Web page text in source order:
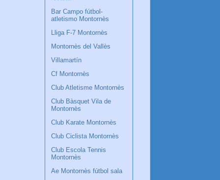
Bar Campo fútbol-
atletismo Montornès
Lliga F-7 Montornès
Montornès del Vallès
Villamartín
Cf Montornès
Club Atletisme Montornès
Club Bàsquet Vila de
Montornès
Club Karate Montornès
Club Ciclista Montornès
Club Escola Tennis
Montornès
Ae Montornès fútbol sala